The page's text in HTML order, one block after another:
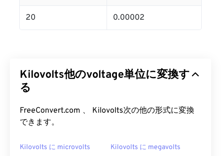
20 0.00002
Kilovolts他のvoltage単位に変換す
る
FreeConvert.com 、 Kilovolts次の他の形式に変換
できます。
Kilovolts に microvolts Kilovolts に megavolts